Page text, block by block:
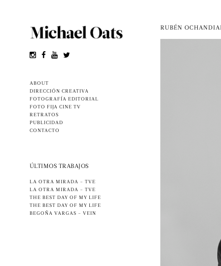
ABOUT
DIRECCIÓN CREATIVA
FOTOGRAFÍA EDITORIAL
FOTO FIJA CINE TV
RETRATOS
PUBLICIDAD
CONTACTO
ÚLTIMOS TRABAJOS
LA OTRA MIRADA – TVE
LA OTRA MIRADA – TVE
THE BEST DAY OF MY LIFE
THE BEST DAY OF MY LIFE
BEGOÑA VARGAS – VEIN
RUBÉN